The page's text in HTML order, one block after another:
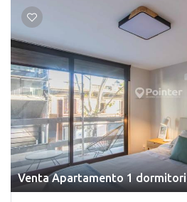
Venta Apartamento 1